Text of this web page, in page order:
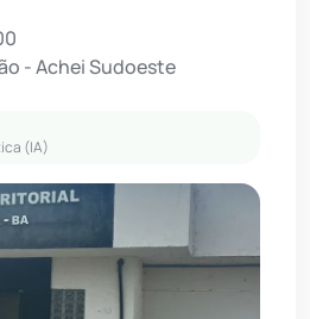
- Achei Sudoeste
(IA)